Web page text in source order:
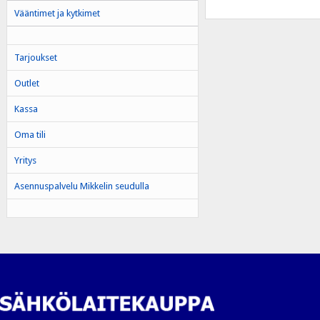
Vääntimet ja kytkimet
Tarjoukset
Outlet
Kassa
Oma tili
Yritys
Asennuspalvelu Mikkelin seudulla